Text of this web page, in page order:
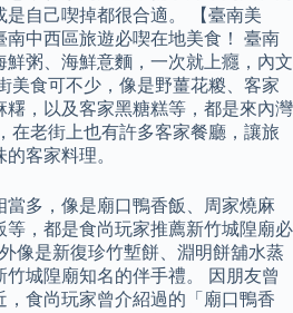
是自己喫掉都很合適。 【臺南美
中西區旅遊必喫在地美食！ 臺南
粥、海鮮意麵，一次就上癮，內文
美食可不少，像是野薑花糉、客家
，以及客家黑糖糕等，都是來內灣
在老街上也有許多客家餐廳，讓旅
客家料理。
多，像是廟口鴨香飯、周家燒麻
，都是食尚玩家推薦新竹城隍廟必
像是新復珍竹塹餅、淵明餅舖水蒸
城隍廟知名的伴手禮。 因朋友曾
食尚玩家曾介紹過的「廟口鴨香